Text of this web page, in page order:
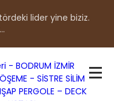
lider yine biziz.